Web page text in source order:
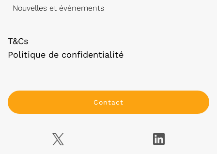
Nouvelles et événements
T&Cs
Politique de confidentialité
Contact